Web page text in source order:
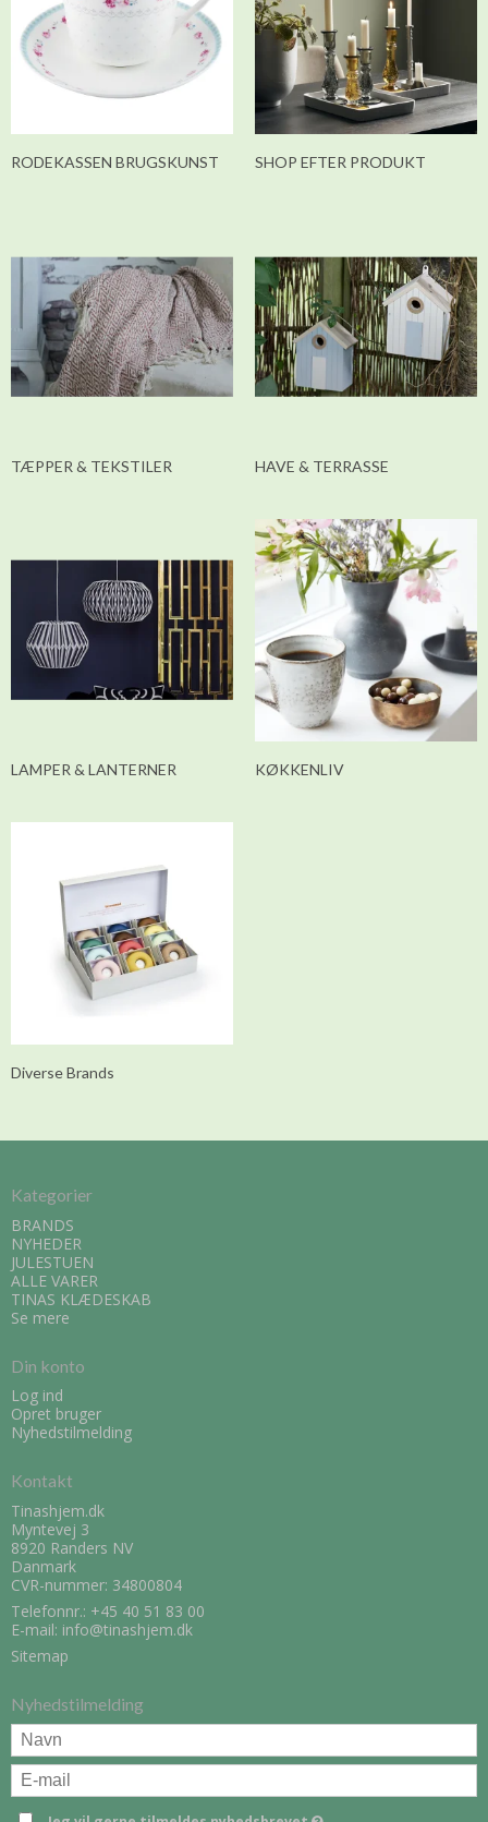
RODEKASSEN BRUGSKUNST SHOP EFTER PRODUKT
TÆPPER & TEKSTILER HAVE & TERRASSE
LAMPER & LANTERNER KØKKENLIV
Diverse Brands
Kategorier
BRANDS
NYHEDER
JULESTUEN
ALLE VARER
TINAS KLÆDESKAB
Se mere
Din konto
Log ind
Opret bruger
Nyhedstilmelding
Kontakt
Tinashjem.dk
Myntevej 3
8920 Randers NV
Danmark
CVR-nummer: 34800804
Telefonnr.: +45 40 51 83 00
E-mail: info@tinashjem.dk
Sitemap
Nyhedstilmelding